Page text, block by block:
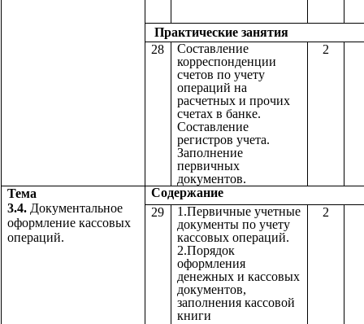
Практические
28
Составление
корреспонденции
счетов по учету
операций на
расчетных и прочих
счетах в банке.
Составление
регистров учета.
Заполнение
первичных
документов.
2
Тема
3.4. Документальное
оформление кассовых
операций.
29
1.Первичные учетные
документы по учету
кассовых операций.
2.Порядок
оформления
денежных и кассовых
документов,
заполнения кассовой
книги
2